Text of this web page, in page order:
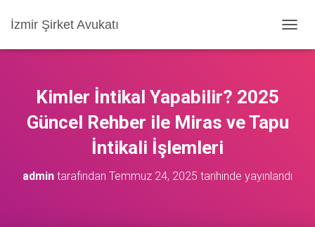
İzmir Şirket Avukatı
E
P
Kimler İntikal Yapabilir? 2025
Güncel Rehber ile Miras ve Tapu
İntikali İşlemleri
admin tarafından Temmuz 24, 2025 tarihinde yayınlandı